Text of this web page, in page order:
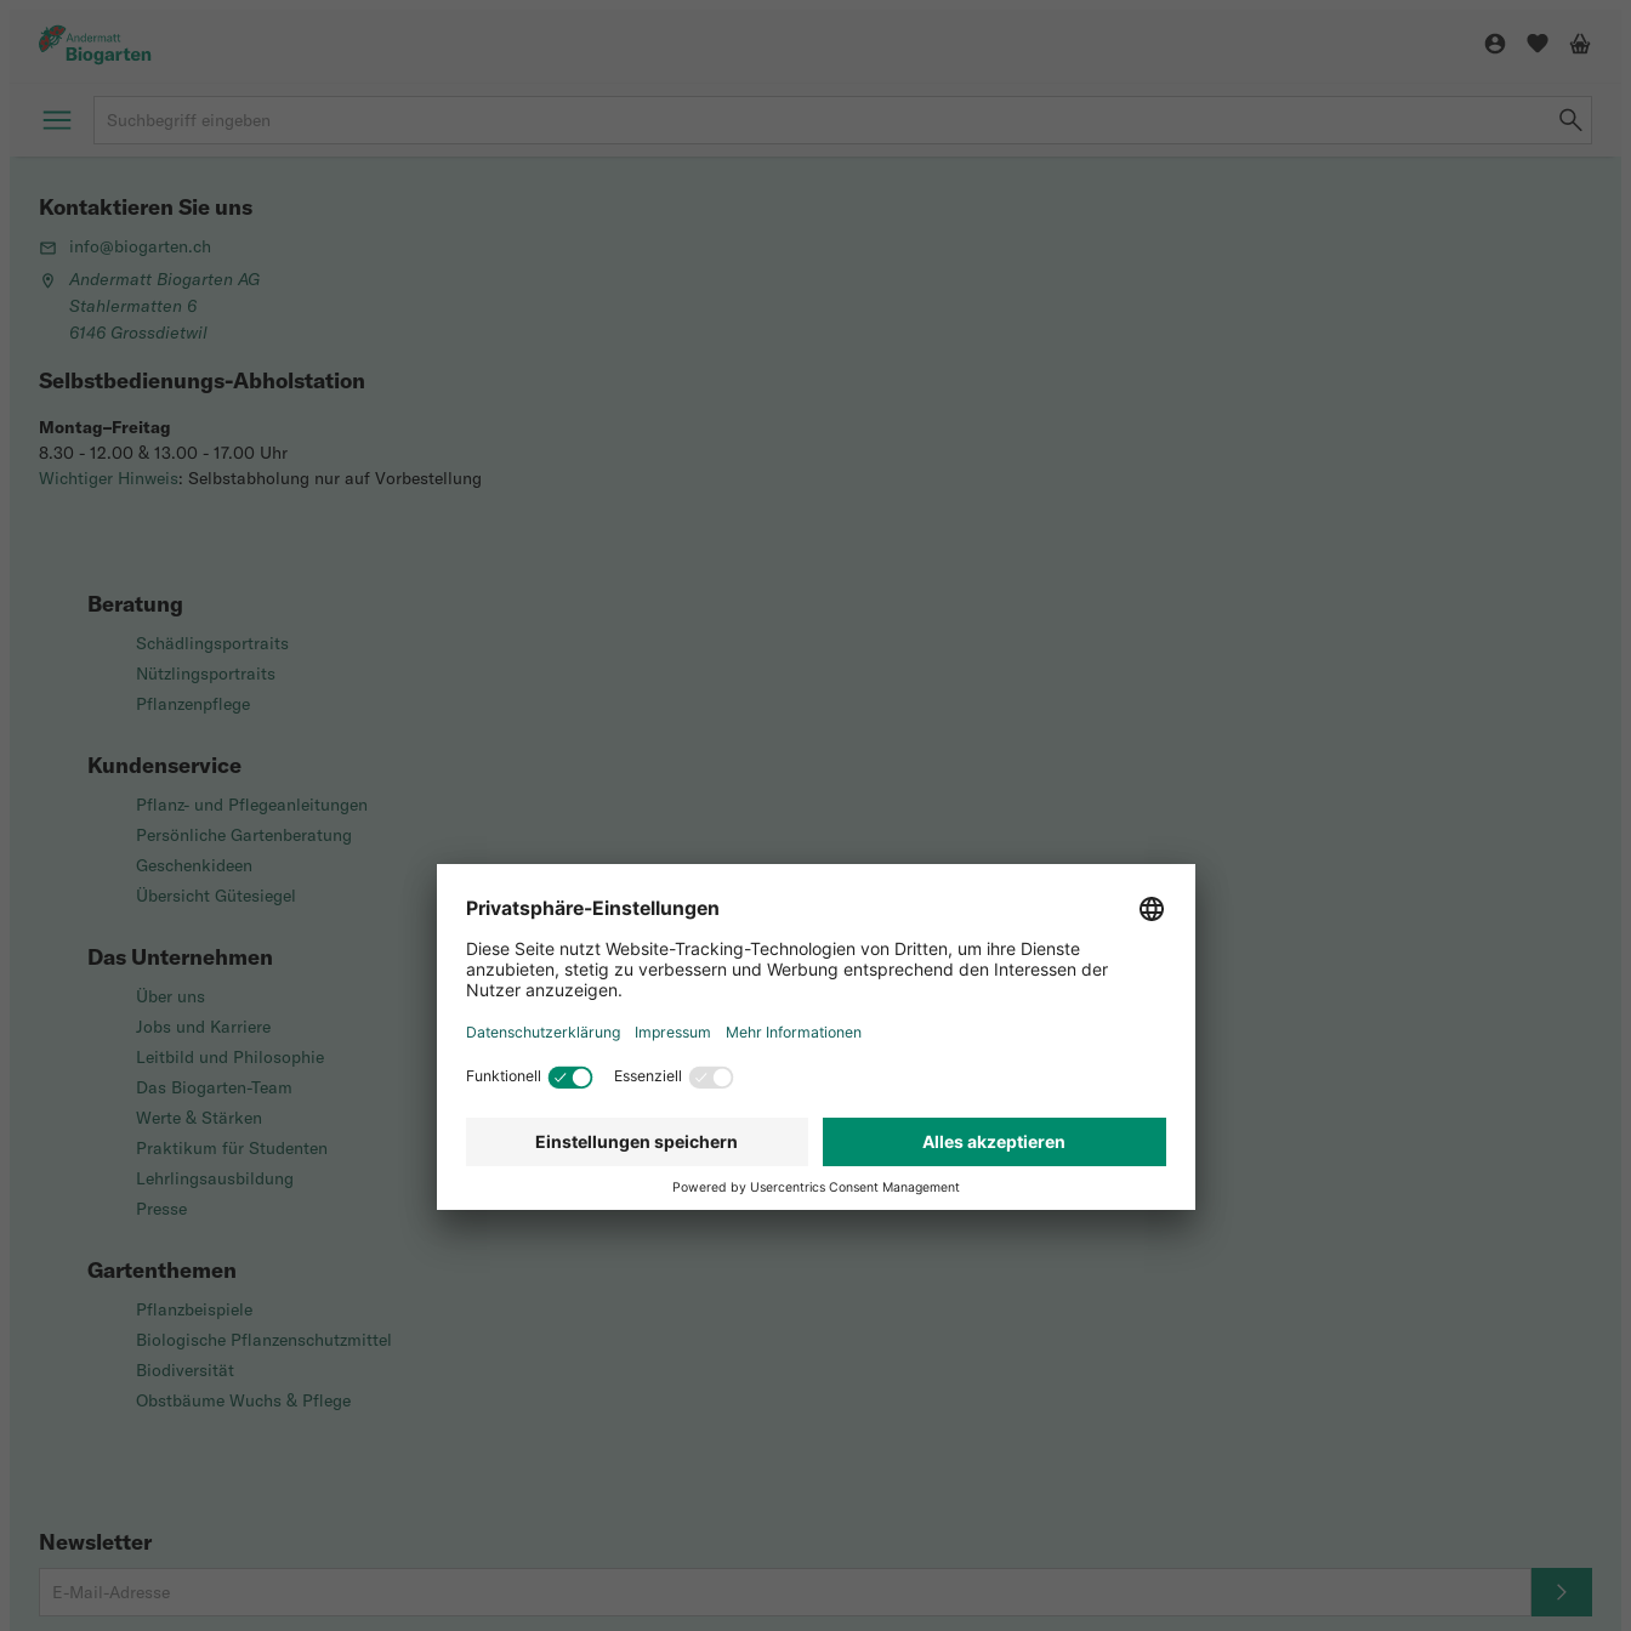
Beratung
Schädlingsportraits
Nützlingsportraits
Pflanzenpflege
Kundenservice
Pflanz- und Pflegeanleitungen
Persönliche Gartenberatung
Geschenkideen
Übersicht Gütesiegel
Das Unternehmen
Über uns
Jobs und Karriere
Leitbild und Philosophie
Das Biogarten-Team
Werte & Stärken
Praktikum für Studenten
Lehrlingsausbildung
Presse
Gartenthemen
Pflanzbeispiele
Biologische Pflanzenschutzmittel
Biodiversität
Obstbäume Wuchs & Pflege
Newsletter
Kontaktieren Sie uns
info@biogarten.ch
Andermatt Biogarten AG
Stahlermatten 6
6146 Grossdietwil
Selbstbedienungs-Abholstation
Montag–Freitag
8.30 - 12.00 & 13.00 - 17.00 Uhr
Wichtiger Hinweis: Selbstabholung nur auf Vorbestellung